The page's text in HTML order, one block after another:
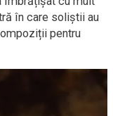
în care soliștii au
pentru